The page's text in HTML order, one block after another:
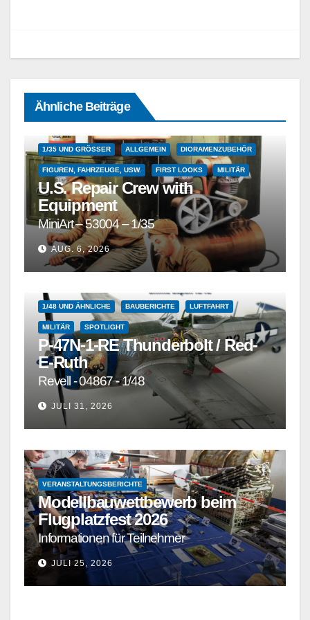
Ähnliche Beiträge
1/35 UND GRÖSSER ALLGEMEIN DIORAMENZUBEHÖR
FIGUREN, FAHRZEUGE, USW. FIRST LOOKS MILITÄR
U.S. Repair Crew with
Equipment
MiniArt – 53004 – 1/35
AUG. 6, 2026
1/48 UND ÄHNLICHE BAUBERICHTE LUFTFAHRT
MILITÄR SPOTLIGHT
P-47N-1-RE Thunderbolt / Red-
E-Ruth
Revell - 04867 - 1/48
JULI 31, 2026
VERANSTALTUNGSBERICHTE
Modellbauwettbewerb beim
Flugplatzfest 2026
Informationen für Teilnehmer
JULI 25, 2026